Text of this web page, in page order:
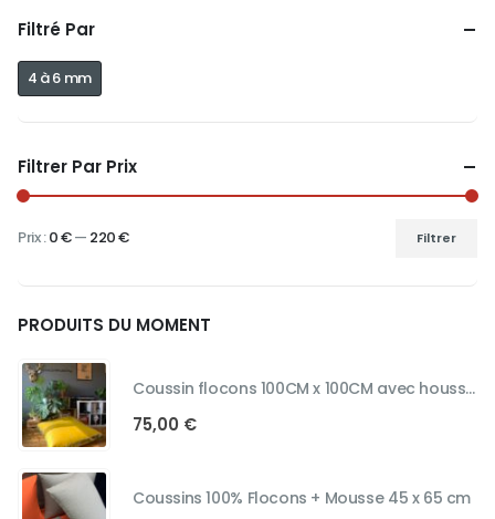
Filtré Par
4 à 6 mm
Filtrer Par Prix
Filtrer
Prix :0 €— 220 €
PRODUITS DU MOMENT
Coussin flocons 100CM x 100CM avec housses
75,00 €
Coussins 100% Flocons + Mousse 45 x 65 cm